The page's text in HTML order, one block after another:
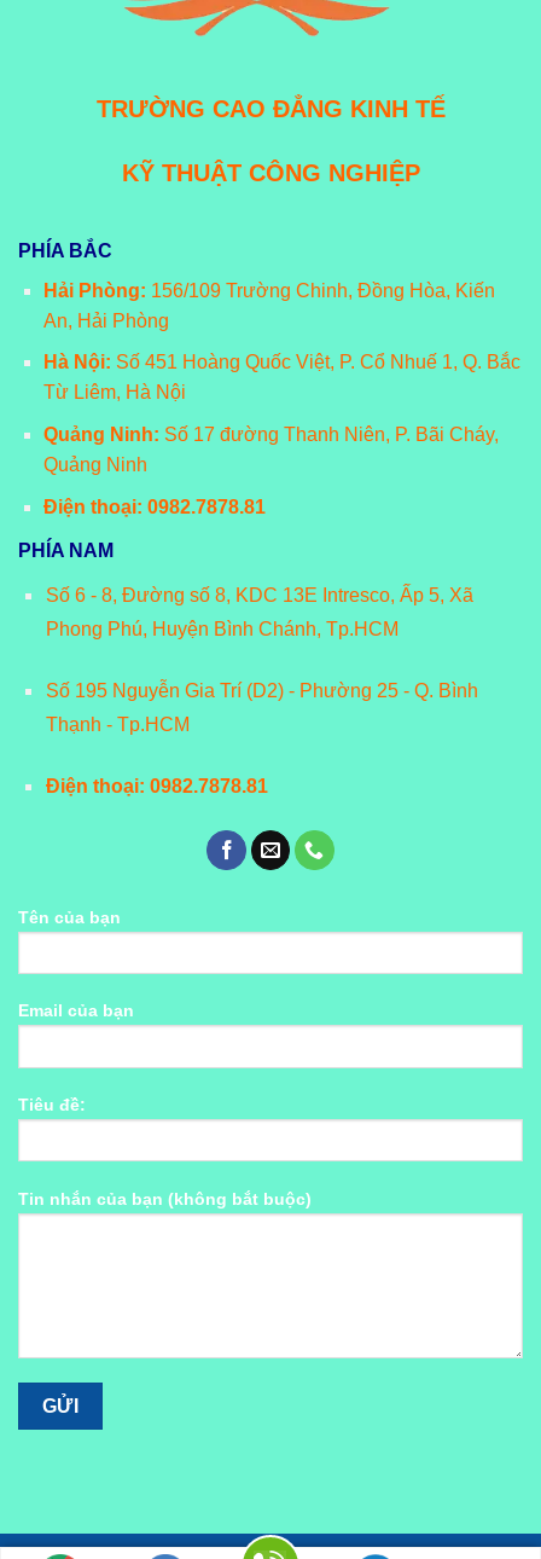
TRƯỜNG CAO ĐẲNG KINH TẾ
KỸ THUẬT CÔNG NGHIỆP
PHÍA BẮC
Hải Phòng: 156/109 Trường Chinh, Đồng Hòa, Kiến
An, Hải Phòng
Hà Nội: Số 451 Hoàng Quốc Việt, P. Cổ Nhuế 1, Q. Bắc
Từ Liêm, Hà Nội
Quảng Ninh: Số 17 đường Thanh Niên, P. Bãi Cháy,
Quảng Ninh
Điện thoại: 0982.7878.81
PHÍA NAM
Số 6 - 8, Đường số 8, KDC 13E Intresco, Ấp 5, Xã
Phong Phú, Huyện Bình Chánh, Tp.HCM
Số 195 Nguyễn Gia Trí (D2) - Phường 25 - Q. Bình
Thạnh - Tp.HCM
Điện thoại: 0982.7878.81
Tên của bạn
Email của bạn
Tiêu đề:
Tin nhắn của bạn (không bắt buộc)